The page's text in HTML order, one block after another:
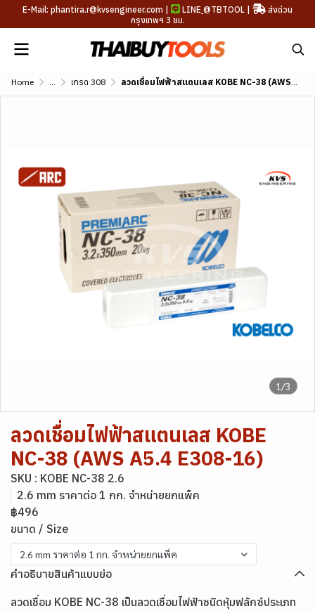
E-Mail: phantira.r@kvsengineer.com | LINE @TBTOOL |
ส่งด่วน
กรุงเทพฯ 3 ชม.
Home ... เกรด 308 ลวดเชื่อมไฟฟ้าสแตนเลส KOBE NC-38 (AWS A5.4 E308-16)
1/3
ลวดเชื่อมไฟฟ้าสแตนเลส KOBE
NC-38 (AWS A5.4 E308-16)
SKU : KOBE NC-38 2.6
2.6 mm ราคาต่อ 1 กก. จำหน่ายยกแพ็ค
฿496
ขนาด / Size
2.6 mm ราคาต่อ 1 กก. จำหน่ายยกแพ็ค
คำอธิบายสินค้าแบบย่อ
ลวดเชื่อม KOBE NC-38 เป็นลวดเชื่อมไฟฟ้าชนิดหุ้มฟลักซ์ประเภท